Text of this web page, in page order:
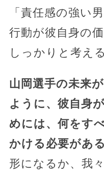
「責任感の強い
行動が彼自身の
しっかりと考え
山岡選手の未来
ように、彼自身
めには、何をす
かける必要がある
形になるか、我